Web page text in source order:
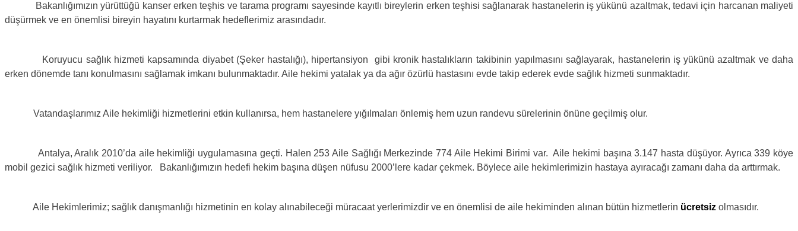
Bakanlığımızın yürüttüğü kanser erken teşhis ve tarama programı sayesinde kayıtlı bireylerin erken teşhisi sağlanarak hastanelerin iş yükünü azaltmak, tedavi için harcanan maliyeti
düşürmek ve en önemlisi bireyin hayatını kurtarmak hedeflerimiz arasındadır.
Koruyucu sağlık hizmeti kapsamında diyabet (Şeker hastalığı), hipertansiyon gibi kronik hastalıkların takibinin yapılmasını sağlayarak, hastanelerin iş yükünü azaltmak ve daha
erken dönemde tanı konulmasını sağlamak imkanı bulunmaktadır. Aile hekimi yatalak ya da ağır özürlü hastasını evde takip ederek evde sağlık hizmeti sunmaktadır.
Vatandaşlarımız Aile hekimliği hizmetlerini etkin kullanırsa, hem hastanelere yığılmaları önlemiş hem uzun randevu sürelerinin önüne geçilmiş olur.
Antalya, Aralık 2010’da aile hekimliği uygulamasına geçti. Halen 253 Aile Sağlığı Merkezinde 774 Aile Hekimi Birimi var. Aile hekimi başına 3.147 hasta düşüyor. Ayrıca 339 köye
mobil gezici sağlık hizmeti veriliyor. Bakanlığımızın hedefi hekim başına düşen nüfusu 2000’lere kadar çekmek. Böylece aile hekimlerimizin hastaya ayıracağı zamanı daha da arttırmak.
Aile Hekimlerimiz; sağlık danışmanlığı hizmetinin en kolay alınabileceği müracaat yerlerimizdir ve en önemlisi de aile hekiminden alınan bütün hizmetlerin ücretsiz olmasıdır.